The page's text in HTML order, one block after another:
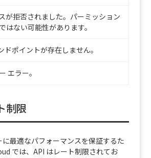
が拒否されました。パーミッション
はない可能性があります。
ドポイントが存在しません。
エラー。
制限
に最適なパフォーマンスを保証するた
では、API はレート制限されてお